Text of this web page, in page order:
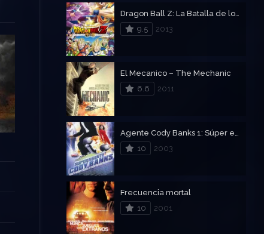
9.5
2013
El Mecanico – The Mechanic
6.6
2011
10
2003
Frecuencia mortal
10
2001